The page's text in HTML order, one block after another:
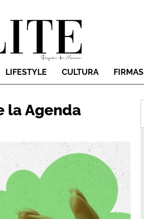
LIFESTYLE CULTURA FIRMAS
la Agenda